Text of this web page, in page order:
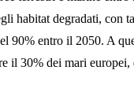
habitat degradati, con
90% entro il 2050. A
il 30% dei mari